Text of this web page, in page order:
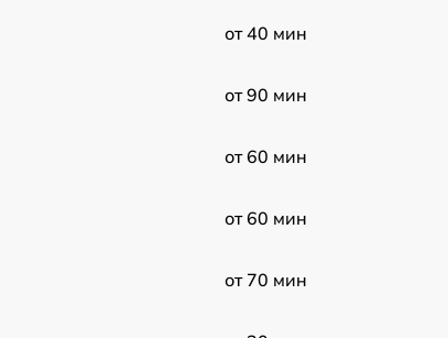
от 40 мин
от 90 мин
от 60 мин
от 60 мин
от 70 мин